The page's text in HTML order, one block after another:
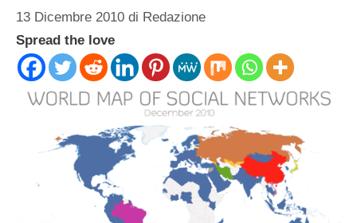
13 Dicembre 2010 di Redazione
Spread the love